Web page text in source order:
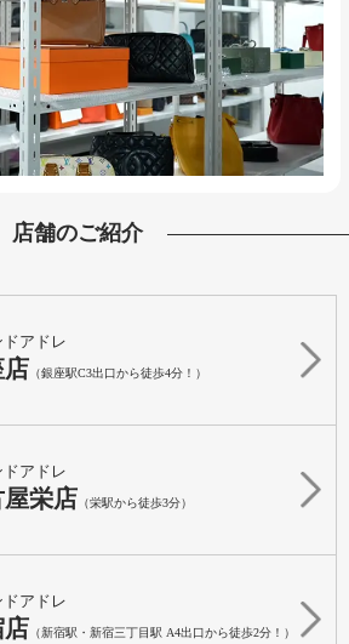
店舗のご紹介
ドアドレ
（銀座駅C3出口から徒歩4分！）
ドアドレ
栄店 （栄駅から徒歩3分）
ドアドレ
店 （新宿駅・新宿三丁目駅 A4出口から徒歩2分！）